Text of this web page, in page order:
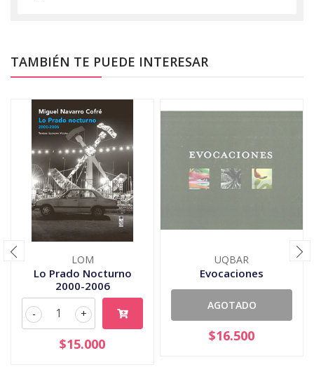
TAMBIÉN TE PUEDE INTERESAR
LOM
Lo Prado Nocturno
2000-2006
+
-
$15.000
UQBAR
Evocaciones
AGOTADO
$16.500